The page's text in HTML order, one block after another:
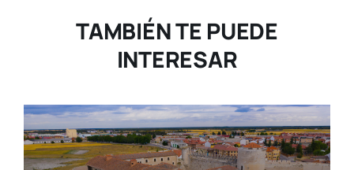
TAMBIÉN TE PUEDE
INTERESAR